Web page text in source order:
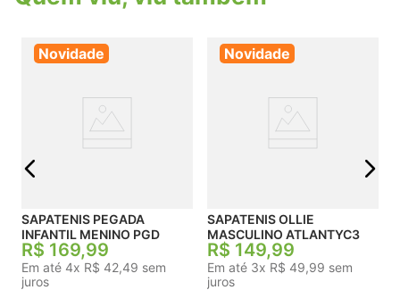
Novidade
SAPATENIS PEGADA
INFANTIL MENINO PGD
R$ 169,99
Em até 4x R$ 42,49 sem
juros
Novidade
SAPATENIS OLLIE
MASCULINO ATLANTYC3
R$ 149,99
Em até 3x R$ 49,99 sem
juros